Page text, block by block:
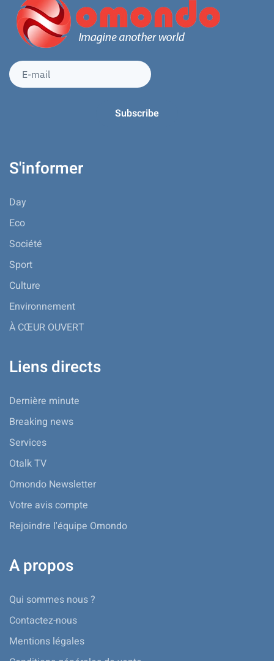
S'informer
Day
Eco
Société
Sport
Culture
Environnement
À CŒUR OUVERT
Liens directs
Dernière minute
Breaking news
Services
Otalk TV
Omondo Newsletter
Votre avis compte
Rejoindre l'équipe Omondo
A propos
Qui sommes nous ?
Contactez-nous
Mentions légales